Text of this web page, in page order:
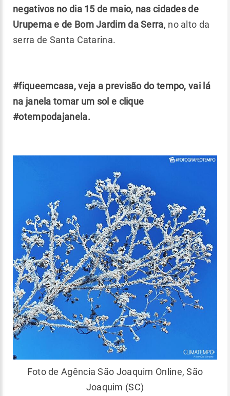
negativos no dia 15 de maio, nas cidades de
Urupema e de Bom Jardim da Serra, no alto da
serra de Santa Catarina.
#fiqueemcasa, veja a previsão do tempo, vai lá
na janela tomar um sol e clique
#otempodajanela.
Foto de Agência São Joaquim Online, São
Joaquim (SC)